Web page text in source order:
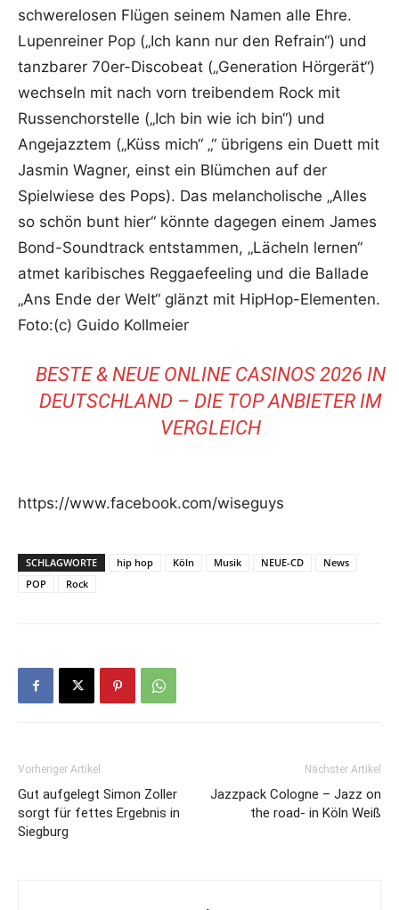
schwerelosen Flügen seinem Namen alle Ehre.
Lupenreiner Pop („Ich kann nur den Refrain“) und
tanzbarer 70er-Discobeat („Generation Hörgerät“)
wechseln mit nach vorn treibendem Rock mit
Russenchorstelle („Ich bin wie ich bin“) und
Angejazztem („Küss mich“ „“ übrigens ein Duett mit
Jasmin Wagner, einst ein Blümchen auf der
Spielwiese des Pops). Das melancholische „Alles
so schön bunt hier“ könnte dagegen einem James
Bond-Soundtrack entstammen, „Lächeln lernen“
atmet karibisches Reggaefeeling und die Ballade
„Ans Ende der Welt“ glänzt mit HipHop-Elementen.
Foto:(c) Guido Kollmeier
BESTE & NEUE ONLINE CASINOS 2026 IN
DEUTSCHLAND – DIE TOP ANBIETER IM
VERGLEICH
https://www.facebook.com/wiseguys
SCHLAGWORTE hip hop Köln Musik NEUE-CD
News
POP
Rock
Vorheriger Artikel
Gut aufgelegt Simon Zoller
sorgt für fettes Ergebnis in
Siegburg
Nächster Artikel
Jazzpack Cologne – Jazz on
the road- in Köln Weiß